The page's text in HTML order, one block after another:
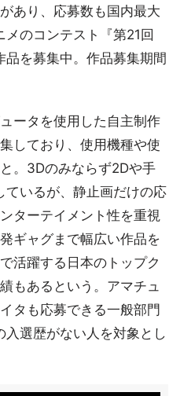
あり、応募数も国内最大
のコンテスト『第21回
を募集中。作品募集期間
ータを使用した自主制作
しており、使用機種や使
。3Dのみならず2Dや手
ているが、静止画だけの応
ターテイメント性を重視
ギャグまで幅広い作品を
活躍する日本のトップク
もあるという。アマチュ
タも応募できる一般部門
選歴がない人を対象とし